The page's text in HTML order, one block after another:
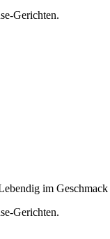
Gerichten.
im
Gerichten.